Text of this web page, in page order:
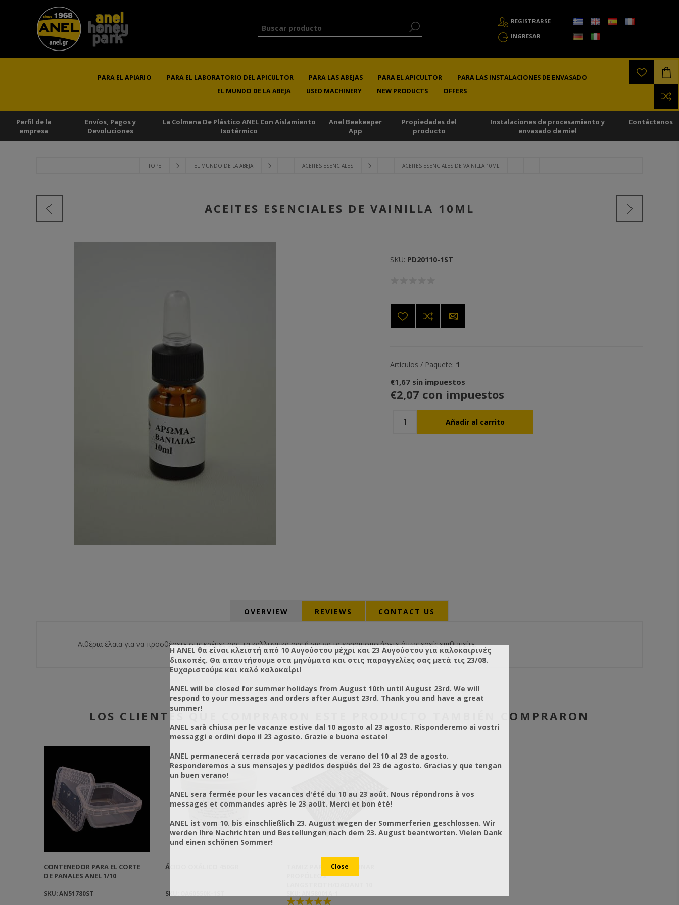
REGISTRARSE
INGRESAR
PARA EL APIARIO PARA EL LABORATORIO DEL APICULTOR PARA LAS ABEJAS PARA EL APICULTOR
PARA LAS INSTALACIONES DE ENVASADO
EL MUNDO DE LA ABEJA
USED MACHINERY NEW PRODUCTS OFFERS
Perfil de la
empresa
Envíos, Pagos y
Devoluciones
La Colmena De Plástico ANEL Con Aislamiento
Isotérmico
Anel Beekeeper
App
Propiedades del
producto
Instalaciones de procesamiento y
envasado de miel
Contáctenos
TOPE EL MUNDO DE LA ABEJA ACEITES ESENCIALES ACEITES ESENCIALES DE VAINILLA 10ML
ACEITES ESENCIALES DE VAINILLA 10ML
SKU: PD20110-1ST
Artículos / Paquete: 1
€1,67 sin impuestos
€2,07 con impuestos
OVERVIEW REVIEWS CONTACT US
Αιθέρια έλαια για να προσθέσετε στις κρέμες σας, τα καλλυντικά σας ή για να τα χρησιμοποιήσετε όπως εσείς επιθυμείτε.
LOS CLIENTES QUE COMPRARON ESTE PRODUCTO TAMBIÉN COMPRARON
CONTENEDOR PARA EL CORTE
DE PANALES ANEL 1/10
SKU: AN51780ST
ÁCIDO OXÁLICO 450GR
SKU: OA60550K-1ST
TAMIZ PARA COLECCIONAR
PROPÓLEOS
Η ANEL θα είναι κλειστή από 10 Αυγούστου μέχρι και 23 Αυγούστου για καλοκαιρινές
διακοπές. Θα απαντήσουμε στα μηνύματα και στις παραγγελίες σας μετά τις 23/08.
Ευχαριστούμε και καλό καλοκαίρι!
ANEL will be closed for summer holidays from August 10th until August 23rd. We will
respond to your messages and orders after August 23rd. Thank you and have a great
summer!
ANEL sarà chiusa per le vacanze estive dal 10 agosto al 23 agosto. Risponderemo ai vostri
messaggi e ordini dopo il 23 agosto. Grazie e buona estate!
ANEL permanecerá cerrada por vacaciones de verano del 10 al 23 de agosto.
Responderemos a sus mensajes y pedidos después del 23 de agosto. Gracias y que tengan
un buen verano!
ANEL sera fermée pour les vacances d'été du 10 au 23 août. Nous répondrons à vos
messages et commandes après le 23 août. Merci et bon été!
ANEL ist vom 10. bis einschließlich 23. August wegen der Sommerferien geschlossen. Wir
werden Ihre Nachrichten und Bestellungen nach dem 23. August beantworten. Vielen Dank
und einen schönen Sommer!